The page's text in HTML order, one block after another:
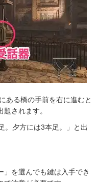
ある橋の手前を右に進むと
されます。
。夕方には3本足。」と出
」を選んでも鍵は入手でき